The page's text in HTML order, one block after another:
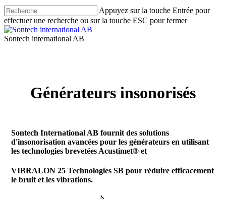
Appuyez sur la touche Entrée pour
effectuer une recherche ou sur la touche ESC pour fermer
Fermer
la
Menu
Générateurs insonorisés
Sontech International AB fournit des solutions
d'insonorisation avancées pour les générateurs en utilisant
les technologies brevetées Acustimet® et
VIBRALON 25 Technologies SB pour réduire efficacement
le bruit et les vibrations.